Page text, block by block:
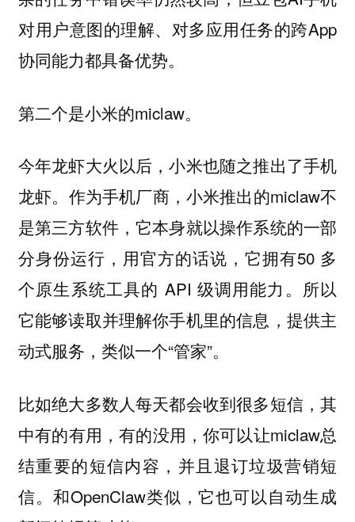
对用户意图的理解、对多应用任务的跨App
协同能力都具备优势。
第二个是小米的miclaw。
今年龙虾大火以后，小米也随之推出了手机
龙虾。作为手机厂商，小米推出的miclaw不
是第三方软件，它本身就以操作系统的一部
分身份运行，用官方的话说，它拥有50 多
个原生系统工具的 API 级调用能力。所以
它能够读取并理解你手机里的信息，提供主
动式服务，类似一个“管家”。
比如绝大多数人每天都会收到很多短信，其
中有的有用，有的没用，你可以让miclaw总
结重要的短信内容，并且退订垃圾营销短
信。和OpenClaw类似，它也可以自动生成